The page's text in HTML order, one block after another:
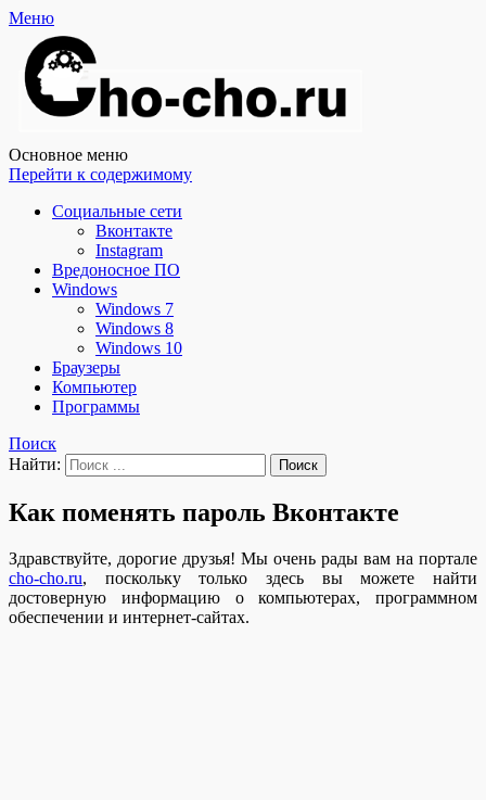
Меню
Чо?! Чо?!
Основное меню
Перейти к содержимому
Социальные сети
Вконтакте
Instagram
Вредоносное ПО
Windows
Windows 7
Windows 8
Windows 10
Браузеры
Компьютер
Программы
Поиск
Найти:
Как поменять пароль Вконтакте
Здравствуйте, дорогие друзья! Мы очень рады вам на портале
cho-cho.ru, поскольку только здесь вы можете найти
достоверную информацию о компьютерах, программном
обеспечении и интернет-сайтах.